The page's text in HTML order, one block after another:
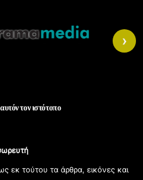
Top
τον ιστότοπο
εκ τούτου τα άρθρα, εικόνες και
›